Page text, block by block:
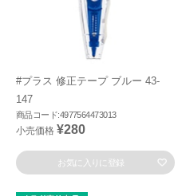
#プラス 修正テープ ブルー 43-
147
商品コード:4977564473013
小売価格 ¥280
お気に入りに登録